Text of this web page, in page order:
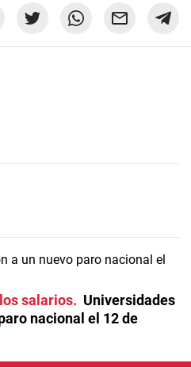
salarios
Universidades
nacional el 12 de